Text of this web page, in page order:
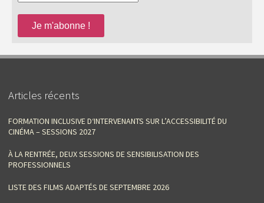
Articles récents
FORMATION INCLUSIVE D‘INTERVENANTS SUR L’ACCESSIBILITÉ DU
CINÉMA – SESSIONS 2027
À LA RENTRÉE, DEUX SESSIONS DE SENSIBILISATION DES
PROFESSIONNELS
LISTE DES FILMS ADAPTÉS DE SEPTEMBRE 2026